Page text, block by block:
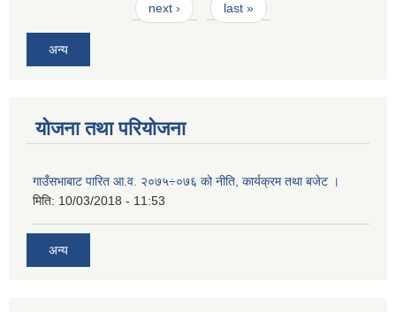
next › last »
अन्य
योजना तथा परियोजना
गाउँसभाबाट पारित आ.व. २०७५÷०७६ को नीति, कार्यक्रम तथा बजेट ।
मिति: 10/03/2018 - 11:53
अन्य